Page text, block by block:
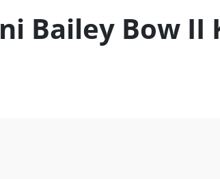
Bailey Bow